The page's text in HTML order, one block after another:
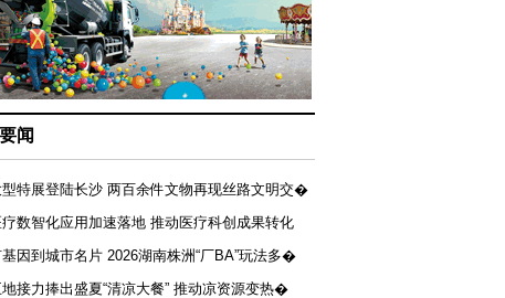
闻
型特展登陆长沙 两百余件文物再现丝路文明交�
疗数智化应用加速落地 推动医疗科创成果转化
基因到城市名片 2026湖南株洲“厂BA”玩法多�
地接力捧出盛夏“清凉大餐” 推动凉资源变热�